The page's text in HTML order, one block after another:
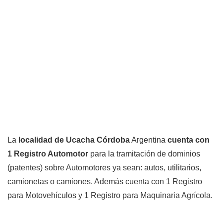
La localidad de Ucacha CórdobaArgentina cuenta con
1 Registro Automotor para la tramitación de dominios
(patentes) sobre Automotores ya sean: autos, utilitarios,
camionetas o camiones. Además cuenta con 1 Registro
para Motovehículos y 1 Registro para Maquinaria Agrícola.